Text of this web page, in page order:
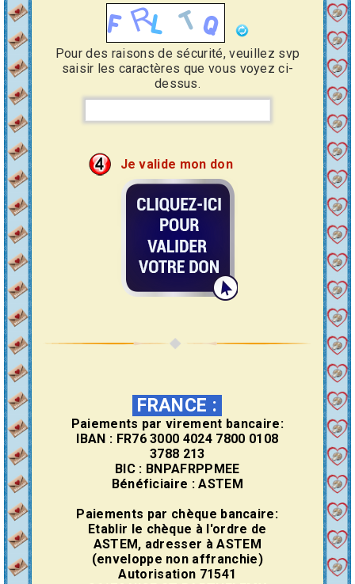
Pour des raisons de sécurité, veuillez svp
saisir les caractères que vous voyez ci-
dessus.
Je valide mon don
FRANCE :
Paiements par virement bancaire:
IBAN : FR76 3000 4024 7800 0108
3788 213
BIC : BNPAFRPPMEE
Bénéficiaire : ASTEM
Paiements par chèque bancaire:
Etablir le chèque à l'ordre de
ASTEM, adresser à ASTEM
(enveloppe non affranchie)
Autorisation 71541